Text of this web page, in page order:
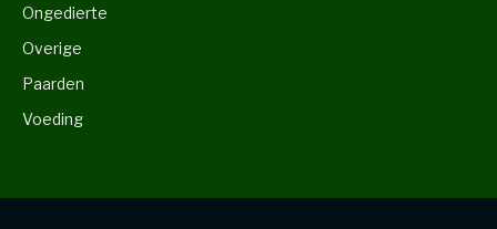
Ongedierte
Overige
Paarden
Voeding